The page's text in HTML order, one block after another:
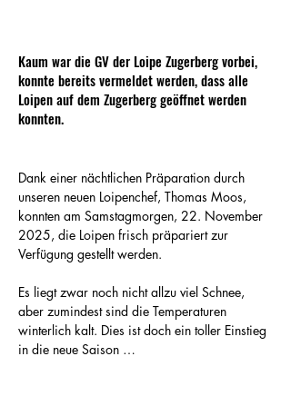
Kaum war die GV der Loipe Zugerberg vorbei,
konnte bereits vermeldet werden, dass alle
Loipen auf dem Zugerberg geöffnet werden
konnten.
Dank einer nächtlichen Präparation durch
unseren neuen Loipenchef, Thomas Moos,
konnten am Samstagmorgen, 22. November
2025, die Loipen frisch präpariert zur
Verfügung gestellt werden.
Es liegt zwar noch nicht allzu viel Schnee,
aber zumindest sind die Temperaturen
winterlich kalt. Dies ist doch ein toller Einstieg
in die neue Saison …